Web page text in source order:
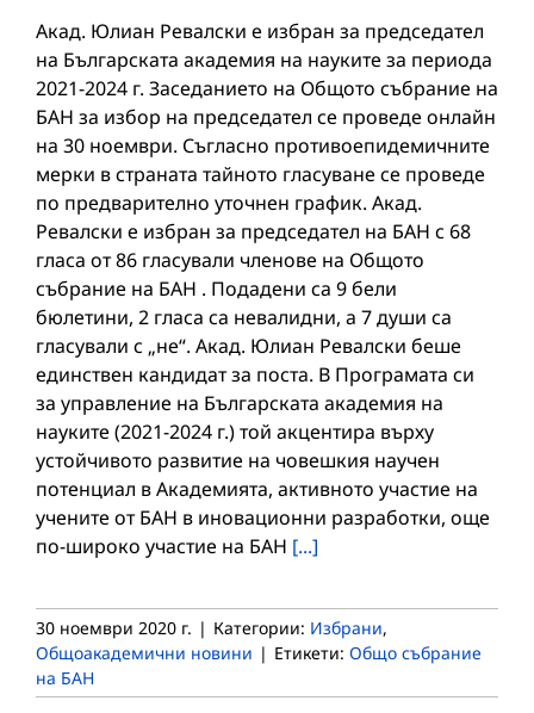
Акад. Юлиан Ревалски е избран за председател
на Българската академия на науките за периода
2021-2024 г. Заседанието на Общото събрание на
БАН за избор на председател се проведе онлайн
на 30 ноември. Съгласно противоепидемичните
мерки в страната тайното гласуване се проведе
по предварително уточнен график. Акад.
Ревалски е избран за председател на БАН с 68
гласа от 86 гласували членове на Общото
събрание на БАН . Подадени са 9 бели
бюлетини, 2 гласа са невалидни, а 7 души са
гласували с „не“. Акад. Юлиан Ревалски беше
единствен кандидат за поста. В Програмата си
за управление на Българската академия на
науките (2021-2024 г.) той акцентира върху
устойчивото развитие на човешкия научен
потенциал в Академията, активното участие на
учените от БАН в иновационни разработки, още
по-широко участие на БАН [...]
30 ноември 2020 г. | Категории: Избрани,
Общоакадемични новини | Етикети: Общо събрание
на БАН